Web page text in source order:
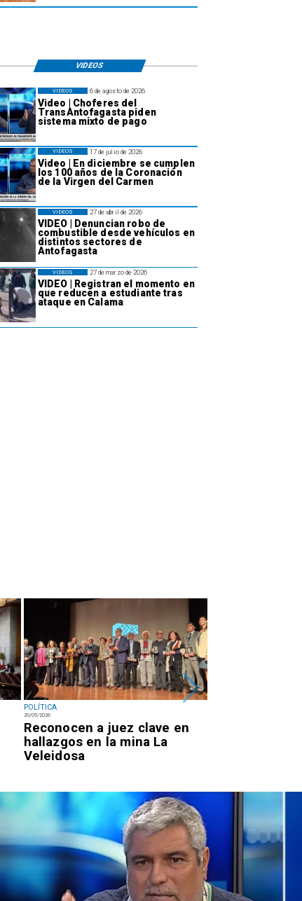
VIDEOS
6 de agosto de 2026
Video | Choferes del
TransAntofagasta piden
sistema mixto de pago
VIDEOS
17 de julio de 2026
Video | En diciembre se cumplen
los 100 años de la Coronación
de la Virgen del Carmen
VIDEOS
27 de abril de 2026
VIDEO | Denuncian robo de
combustible desde vehículos en
distintos sectores de
Antofagasta
VIDEOS
27 de marzo de 2026
VIDEO | Registran el momento en
que reducen a estudiante tras
ataque en Calama
VIDEOS
POLÍTICA
20/05/2026
Reconocen a juez clave en
hallazgos en la mina La
Veleidosa